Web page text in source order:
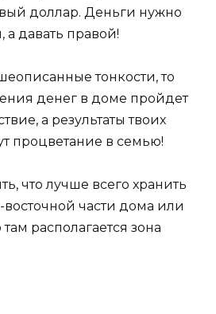
доллар. Деньги нужно
а давать правой!
тонкости, то
денег в доме пройдет
а результаты твоих
процветание в семью!
что лучше всего хранить
части дома или
располагается зона